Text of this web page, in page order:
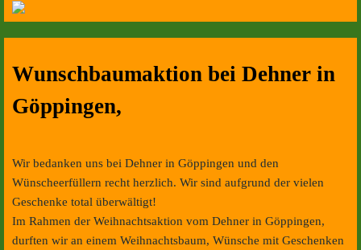
Wunschbaumaktion bei Dehner in
Göppingen,
Wir bedanken uns bei Dehner in Göppingen und den
Wünscheerfüllern recht herzlich. Wir sind aufgrund der vielen
Geschenke total überwältigt!
Im Rahmen der Weihnachtsaktion vom Dehner in Göppingen,
durften wir an einem Weihnachtsbaum, Wünsche mit Geschenken